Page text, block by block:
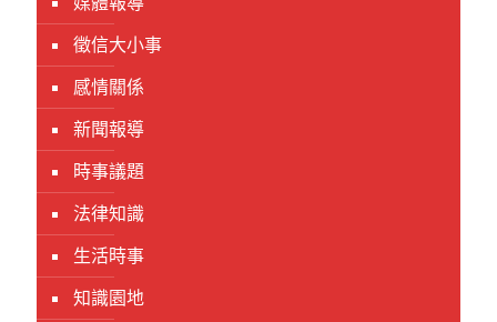
徵信大小事
感情關係
新聞報導
時事議題
法律知識
生活時事
知識園地